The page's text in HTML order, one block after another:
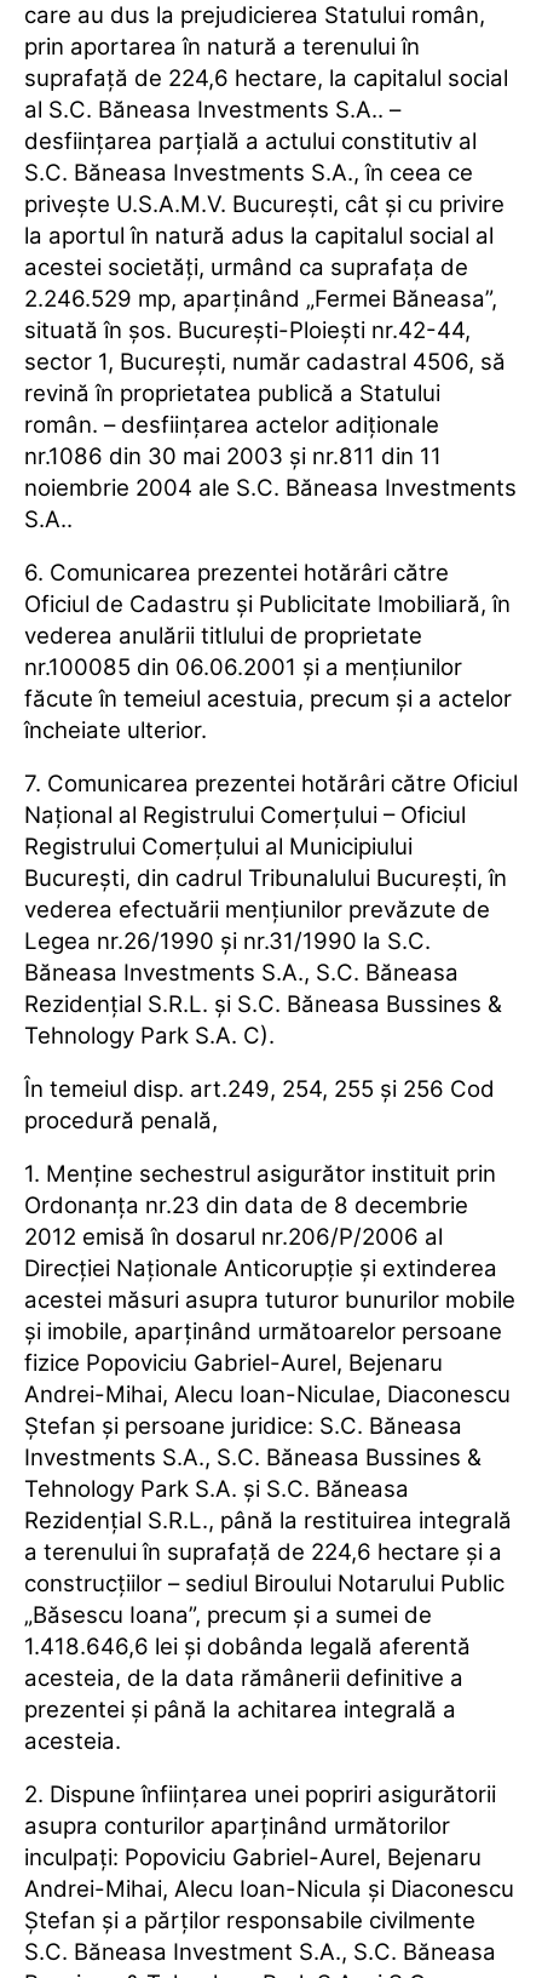
care au dus la prejudicierea Statului român,
prin aportarea în natură a terenului în
suprafaţă de 224,6 hectare, la capitalul social
al S.C. Băneasa Investments S.A.. –
desfiinţarea parţială a actului constitutiv al
S.C. Băneasa Investments S.A., în ceea ce
priveşte U.S.A.M.V. Bucureşti, cât şi cu privire
la aportul în natură adus la capitalul social al
acestei societăţi, urmând ca suprafaţa de
2.246.529 mp, aparţinând „Fermei Băneasa”,
situată în şos. Bucureşti-Ploieşti nr.42-44,
sector 1, Bucureşti, număr cadastral 4506, să
revină în proprietatea publică a Statului
român. – desfiinţarea actelor adiţionale
nr.1086 din 30 mai 2003 şi nr.811 din 11
noiembrie 2004 ale S.C. Băneasa Investments
S.A..
6. Comunicarea prezentei hotărâri către
Oficiul de Cadastru şi Publicitate Imobiliară, în
vederea anulării titlului de proprietate
nr.100085 din 06.06.2001 şi a menţiunilor
făcute în temeiul acestuia, precum şi a actelor
încheiate ulterior.
7. Comunicarea prezentei hotărâri către Oficiul
Naţional al Registrului Comerţului – Oficiul
Registrului Comerţului al Municipiului
Bucureşti, din cadrul Tribunalului Bucureşti, în
vederea efectuării menţiunilor prevăzute de
Legea nr.26/1990 şi nr.31/1990 la S.C.
Băneasa Investments S.A., S.C. Băneasa
Rezidenţial S.R.L. şi S.C. Băneasa Bussines &
Tehnology Park S.A. C).
În temeiul disp. art.249, 254, 255 şi 256 Cod
procedură penală,
1. Menţine sechestrul asigurător instituit prin
Ordonanţa nr.23 din data de 8 decembrie
2012 emisă în dosarul nr.206/P/2006 al
Direcţiei Naţionale Anticorupţie şi extinderea
acestei măsuri asupra tuturor bunurilor mobile
şi imobile, aparţinând următoarelor persoane
fizice Popoviciu Gabriel-Aurel, Bejenaru
Andrei-Mihai, Alecu Ioan-Niculae, Diaconescu
Ştefan şi persoane juridice: S.C. Băneasa
Investments S.A., S.C. Băneasa Bussines &
Tehnology Park S.A. şi S.C. Băneasa
Rezidenţial S.R.L., până la restituirea integrală
a terenului în suprafaţă de 224,6 hectare şi a
construcţiilor – sediul Biroului Notarului Public
„Băsescu Ioana”, precum şi a sumei de
1.418.646,6 lei şi dobânda legală aferentă
acesteia, de la data rămânerii definitive a
prezentei şi până la achitarea integrală a
acesteia.
2. Dispune înfiinţarea unei popriri asigurătorii
asupra conturilor aparţinând următorilor
inculpaţi: Popoviciu Gabriel-Aurel, Bejenaru
Andrei-Mihai, Alecu Ioan-Nicula şi Diaconescu
Ştefan şi a părţilor responsabile civilmente
S.C. Băneasa Investment S.A., S.C. Băneasa